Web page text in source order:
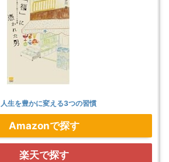
人生を豊かに変える3つの習慣
Amazonで探す
楽天で探す